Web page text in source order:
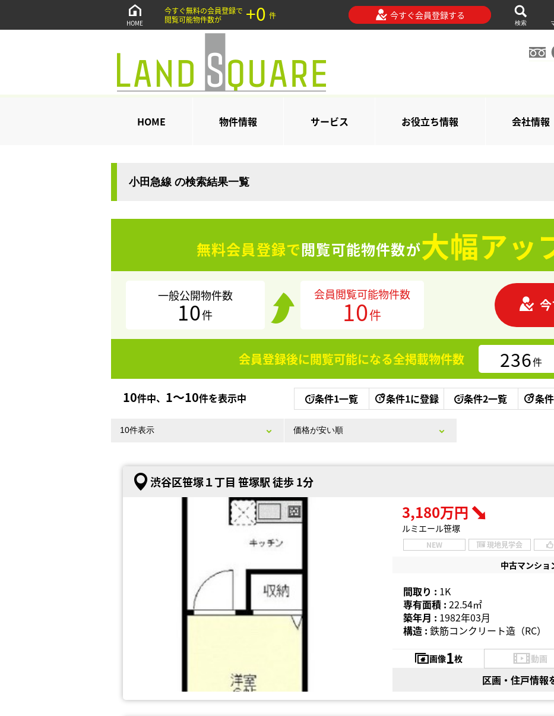
HOME
今すぐ無料の会員登録で
閲覧可能物件数が
+0 件 今すぐ会員登録する
検索
HOME 物件情報 サービス お役立ち情報 会社情報
小田急線 の検索結果一覧
無料会員登録で閲覧可能物件数が大幅アッ
一般公開物件数
10件
会員閲覧可能物件数
10件
会員登録後に閲覧可能になる全掲載物件数 236件
10件中、 1〜10件を表示中 条件1一覧 条件1に登録 条件2一覧 条
渋谷区笹塚１丁目 笹塚駅 徒歩 1分
3,180万円
ルミエール笹塚
NEW 現地見学会
中古マンショ
間取り : 1K
専有面積 : 22.54㎡
築年月 : 1982年03月
構造 : 鉄筋コンクリート造（RC）
画像1枚 動画
区画・住戸情報